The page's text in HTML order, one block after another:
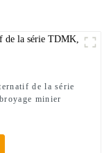
de la série
minier